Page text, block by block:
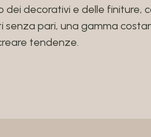
dei decorativi e delle finiture,
senza pari, una gamma
tendenze.